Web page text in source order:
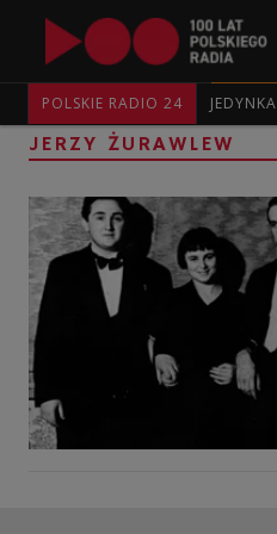
POLSKIE RADIO 24 JEDYNKA
JERZY ŻURAWLEW